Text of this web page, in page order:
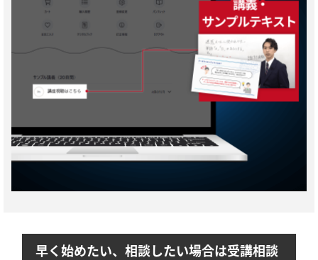
早く始めたい、相談したい場合は受講相談